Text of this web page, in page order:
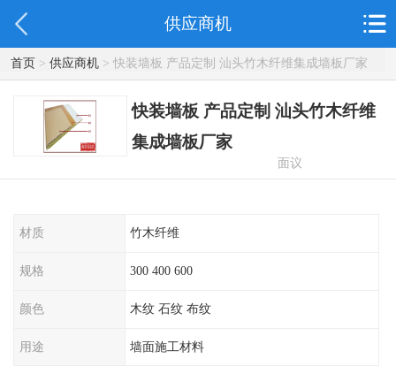
供应商机
首页> 供应商机> 快装墙板 产品定制 汕头竹木纤维集成墙板厂家
快装墙板 产品定制 汕头竹木纤维
集成墙板厂家
面议
材质 竹木纤维
规格 300 400 600
颜色 木纹 石纹 布纹
用途 墙面施工材料